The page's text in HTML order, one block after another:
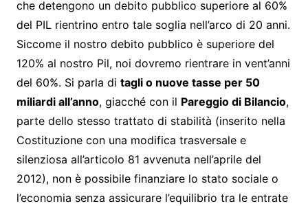
che detengono un debito pubblico superiore al 60%
del PIL rientrino entro tale soglia nell’arco di 20 anni.
Siccome il nostro debito pubblico è superiore del
120% al nostro Pil, noi dovremo rientrare in vent’anni
del 60%. Si parla di tagli o nuove tasse per 50
miliardi all’anno, giacché con il Pareggio di Bilancio,
parte dello stesso trattato di stabilità (inserito nella
Costituzione con una modifica trasversale e
silenziosa all’articolo 81 avvenuta nell’aprile del
2012), non è possibile finanziare lo stato sociale o
l’economia senza assicurare l’equilibrio tra le entrate